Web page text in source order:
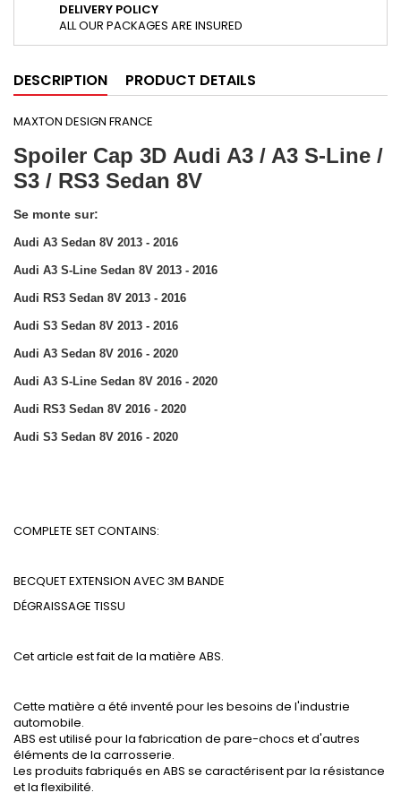
DELIVERY POLICY
ALL OUR PACKAGES ARE INSURED
DESCRIPTION PRODUCT DETAILS
MAXTON DESIGN FRANCE
Spoiler Cap 3D Audi A3 / A3 S-Line /
S3 / RS3 Sedan 8V
Se monte sur:
Audi A3 Sedan 8V 2013 - 2016
Audi A3 S-Line Sedan 8V 2013 - 2016
Audi RS3 Sedan 8V 2013 - 2016
Audi S3 Sedan 8V 2013 - 2016
Audi A3 Sedan 8V 2016 - 2020
Audi A3 S-Line Sedan 8V 2016 - 2020
Audi RS3 Sedan 8V 2016 - 2020
Audi S3 Sedan 8V 2016 - 2020
COMPLETE SET CONTAINS:
BECQUET EXTENSION AVEC 3M BANDE
DÉGRAISSAGE TISSU
Cet article est fait de la matière ABS.
Cette matière a été inventé pour les besoins de l'industrie
automobile.
ABS est utilisé pour la fabrication de pare-chocs et d'autres
éléments de la carrosserie.
Les produits fabriqués en ABS se caractérisent par la résistance
et la flexibilité.